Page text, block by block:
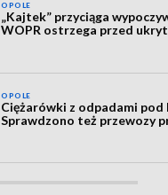
OPOLE
„Kajtek” przyciąga
WOPR ostrzega przed
OPOLE
Ciężarówki z odpadami
Sprawdzono też przewozy